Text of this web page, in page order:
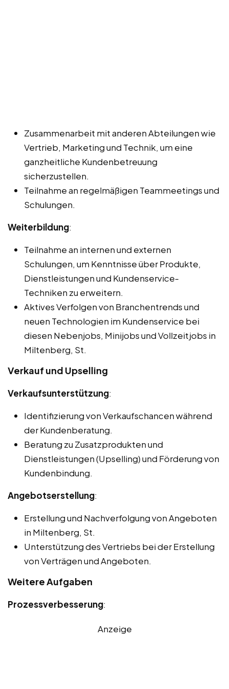
Zusammenarbeit mit anderen Abteilungen wie
Vertrieb, Marketing und Technik, um eine
ganzheitliche Kundenbetreuung
sicherzustellen.
Teilnahme an regelmäßigen Teammeetings und
Schulungen.
Weiterbildung:
Teilnahme an internen und externen
Schulungen, um Kenntnisse über Produkte,
Dienstleistungen und Kundenservice-
Techniken zu erweitern.
Aktives Verfolgen von Branchentrends und
neuen Technologien im Kundenservice bei
diesen Nebenjobs, Minijobs und Vollzeitjobs in
Miltenberg, St.
Verkauf und Upselling
Verkaufsunterstützung:
Identifizierung von Verkaufschancen während
der Kundenberatung.
Beratung zu Zusatzprodukten und
Dienstleistungen (Upselling) und Förderung von
Kundenbindung.
Angebotserstellung:
Erstellung und Nachverfolgung von Angeboten
in Miltenberg, St.
Unterstützung des Vertriebs bei der Erstellung
von Verträgen und Angeboten.
Weitere Aufgaben
Prozessverbesserung:
Anzeige